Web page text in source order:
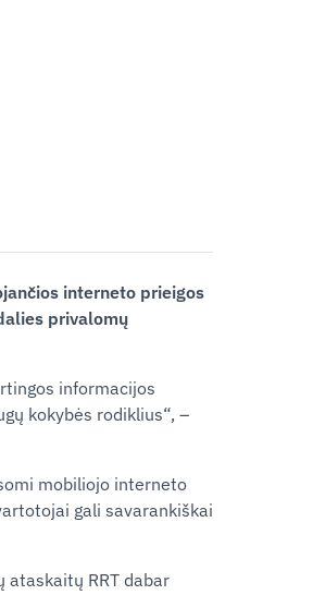
interneto prieigos
privalomų
informacijos
kokybės rodiklius“, –
mobiliojo interneto
gali savarankiškai
ataskaitų RRT dabar